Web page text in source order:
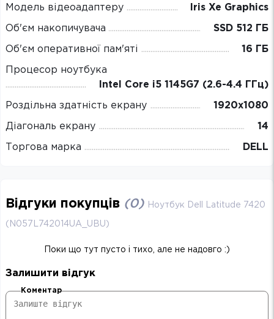
Модель відеоадаптеру Iris Xe Graphics
Об'єм накопичувача SSD 512 ГБ
Об'єм оперативної пам'яті 16 ГБ
Процесор ноутбука
Intel Core i5 1145G7 (2.6-4.4 ГГц)
Роздільна здатність екрану 1920х1080
Діагональ екрану 14
Торгова марка DELL
Відгуки покупців (0) Ноутбук Dell Latitude 7420
(N057L742014UA_UBU)
Поки що тут пусто і тихо, але не надовго :)
Залишити відгук
Коментар